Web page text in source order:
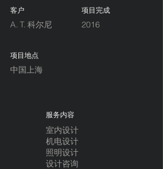
客户
A. T. 科尔尼
项目完成
2016
项目地点
中国上海
服务内容
室内设计
机电设计
照明设计
设计咨询